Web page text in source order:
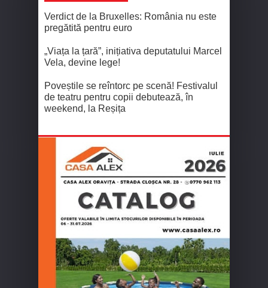
Verdict de la Bruxelles: România nu este
pregătită pentru euro
„Viața la țară”, inițiativa deputatului Marcel
Vela, devine lege!
Poveștile se reîntorc pe scenă! Festivalul
de teatru pentru copii debutează, în
weekend, la Reșița